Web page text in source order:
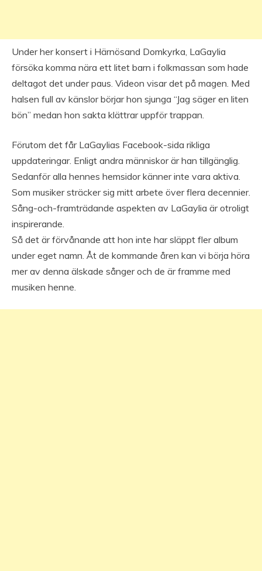
Under her konsert i Härnösand Domkyrka, LaGaylia
försöka komma nära ett litet barn i folkmassan som hade
deltagot det under paus. Videon visar det på magen. Med
halsen full av känslor börjar hon sjunga “Jag säger en liten
bön” medan hon sakta klättrar uppför trappan.
Förutom det får LaGaylias Facebook-sida rikliga
uppdateringar. Enligt andra människor är han tillgänglig.
Sedanför alla hennes hemsidor känner inte vara aktiva.
Som musiker sträcker sig mitt arbete över flera decennier.
Sång-och-framträdande aspekten av LaGaylia är otroligt
inspirerande.
Så det är förvånande att hon inte har släppt fler album
under eget namn. Åt de kommande åren kan vi börja höra
mer av denna älskade sånger och de är framme med
musiken henne.